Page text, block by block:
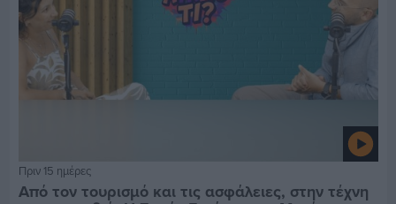
Πριν 15 ημέρες
Από τον τουρισμό και τις ασφάλειες, στην τέχνη